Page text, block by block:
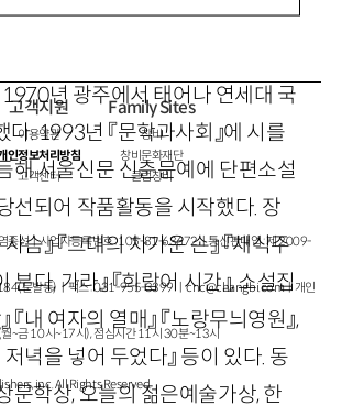
1970년 광주에서 태어나 연세대 국
. 1993년 『문학과사회』에 시를
해 서울신문 신춘문예에 단편소설
당선되어 작품활동을 시작했다. 장
슴』 『그대의 차가운 손』 『채식주
분다, 가라』 『희랍어 시간』, 소설집
『내 여자의 열매』 『노랑무늬영원』,
저녁을 넣어 두었다』 등이 있다. 동
문학상, 오늘의 젊은예술가상, 한
고객지원
이용약관
인정보처리방침
고객센터
Family Sites
창비
창비문화재단
클럽창비
염종선ㅣ사업자등록번호 : 105-81-63672ㅣ통신판매업 : 제 2009-
184(문발동)ㅣ팩스 : 031-955-3399 ㅣcnc@changbi.comㅣ개인
~금 10시~17시), 점심시간 11시 30분~13시
inc. All Rights Reserved.